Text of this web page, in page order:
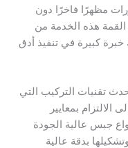
مظهرًا فاخرًا دون
هذه الخدمة من
كبيرة في تنفيذ أدق
تقنيات التركيب التي
الالتزام بمعايير
جبس عالية الجودة
بدقة عالية